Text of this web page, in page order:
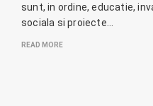
sunt, in ordine, educatie,
sociala si proiecte…
READ MORE